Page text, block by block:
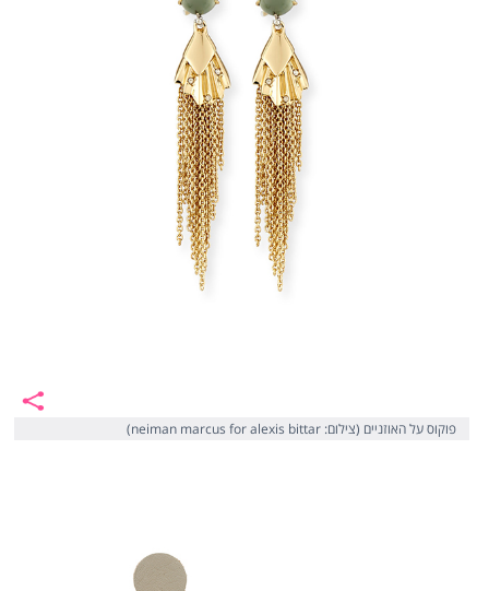
פוקוס על האוזניים (צילום: neiman marcus for alexis bittar)